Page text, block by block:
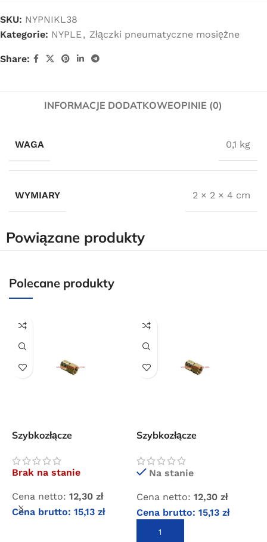
SKU: NYPNIKL38
Kategorie: NYPLE, Złączki pneumatyczne mosiężne
Share:
INFORMACJE DODATKOWEOPINIE (0)
WAGA 0,1 kg
WYMIARY 2 × 2 × 4 cm
Powiązane produkty
Polecane produkty
Szybkozłącze
wewnętrznym 1/4″
Brak na stanie
Cena netto: 12,30 zł
Cena brutto: 15,13 zł
Szybkozłącze
wewnętrzny
Na stanie
Cena netto: 12,30 zł
Cena brutto: 15,13 zł
DODAJ DO KOSZYKA
dla wszystkich zamówień złożonych w sklepie
internetowym o wartości minimum 80,00 zł brutto.